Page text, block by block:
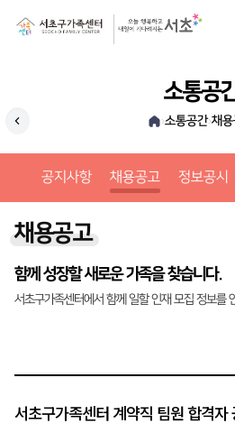
소통공
공지사항 ›소통공간›채
공지사항 채용공고 정보공시
채용공고
함께 성장할 새로운 가족을 찾습니다.
서초구가족센터에서 함께 일할 인재 모집 정보를
서초구가족센터 계약직 팀원 합격자